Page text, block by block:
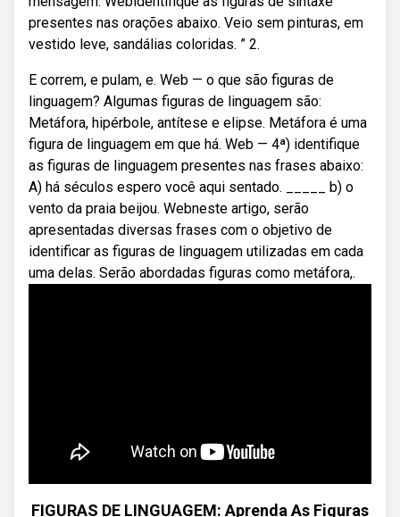
presentes nas orações abaixo. Veio sem pinturas, em
vestido leve, sandálias coloridas. ” 2.
E correm, e pulam, e. Web — o que são figuras de
linguagem? Algumas figuras de linguagem são:
Metáfora, hipérbole, antítese e elipse. Metáfora é uma
figura de linguagem em que há. Web — 4ª) identifique
as figuras de linguagem presentes nas frases abaixo:
A) há séculos espero você aqui sentado. _____ b) o
vento da praia beijou. Webneste artigo, serão
apresentadas diversas frases com o objetivo de
identificar as figuras de linguagem utilizadas em cada
uma delas. Serão abordadas figuras como metáfora,.
FIGURAS DE LINGUAGEM: Aprenda As Figuras